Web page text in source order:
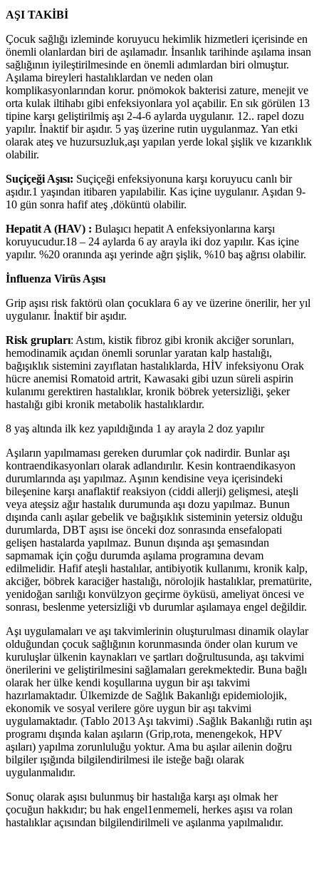
AŞI TAKİBİ
Çocuk sağlığı izleminde koruyucu hekimlik hizmetleri içerisinde en
önemli olanlardan biri de aşılamadır. İnsanlık tarihinde aşılama insan
sağlığının iyileştirilmesinde en önemli adımlardan biri olmuştur.
Aşılama bireyleri hastalıklardan ve neden olan
komplikasyonlarından korur. pnömokok bakterisi zature, menejit ve
orta kulak iltihabı gibi enfeksiyonlara yol açabilir. En sık görülen 13
tipine karşı geliştirilmiş aşı 2-4-6 aylarda uygulanır. 12.. rapel dozu
yapılır. İnaktif bir aşıdır. 5 yaş üzerine rutin uygulanmaz. Yan etki
olarak ateş ve huzursuzluk,aşı yapılan yerde lokal şişlik ve kızarıklık
olabilir.
Suçiçeği Aşısı: Suçiçeği enfeksiyonuna karşı koruyucu canlı bir
aşıdır.1 yaşından itibaren yapılabilir. Kas içine uygulanır. Aşıdan 9-
10 gün sonra hafif ateş ,döküntü olabilir.
Hepatit A (HAV) : Bulaşıcı hepatit A enfeksiyonlarına karşı
koruyucudur.18 – 24 aylarda 6 ay arayla iki doz yapılır. Kas içine
yapılır. %20 oranında aşı yerinde ağrı şişlik, %10 baş ağrısı olabilir.
İnfluenza Virüs Aşısı
Grip aşısı risk faktörü olan çocuklara 6 ay ve üzerine önerilir, her yıl
uygulanır. İnaktif bir aşıdır.
Risk grupları: Astım, kistik fibroz gibi kronik akciğer sorunları,
hemodinamik açıdan önemli sorunlar yaratan kalp hastalığı,
bağışıklık sistemini zayıflatan hastalıklarda, HİV infeksiyonu Orak
hücre anemisi Romatoid artrit, Kawasaki gibi uzun süreli aspirin
kulanımı gerektiren hastalıklar, kronik böbrek yetersizliği, şeker
hastalığı gibi kronik metabolik hastalıklardır.
8 yaş altında ilk kez yapıldığında 1 ay arayla 2 doz yapılır
Aşıların yapılmaması gereken durumlar çok nadirdir. Bunlar aşı
kontraendikasyonları olarak adlandırılır. Kesin kontraendikasyon
durumlarında aşı yapılmaz. Aşının kendisine veya içerisindeki
bileşenine karşı anaflaktif reaksiyon (ciddi allerji) gelişmesi, ateşli
veya ateşsiz ağır hastalık durumunda aşı dozu yapılmaz. Bunun
dışında canlı aşılar gebelik ve bağışıklık sisteminin yetersiz olduğu
durumlarda, DBT aşısı ise önceki doz sonrasında ensefalopati
gelişen hastalarda yapılmaz. Bunun dışında aşı şemasından
sapmamak için çoğu durumda aşılama programına devam
edilmelidir. Hafif ateşli hastalılar, antibiyotik kullanımı, kronik kalp,
akciğer, böbrek karaciğer hastalığı, nörolojik hastalıklar, prematürite,
yenidoğan sarılığı konvülzyon geçirme öyküsü, ameliyat öncesi ve
sonrası, beslenme yetersizliği vb durumlar aşılamaya engel değildir.
Aşı uygulamaları ve aşı takvimlerinin oluşturulması dinamik olaylar
olduğundan çocuk sağlığının korunmasında önder olan kurum ve
kuruluşlar ülkenin kaynakları ve şartları doğrultusunda, aşı takvimi
önerilerini ve geliştirilmesini sağlamaları gerekmektedir. Buna bağlı
olarak her ülke kendi koşullarına uygun bir aşı takvimi
hazırlamaktadır. Ülkemizde de Sağlık Bakanlığı epidemiolojik,
ekonomik ve sosyal verilere göre uygun bir aşı takvimi
uygulamaktadır. (Tablo 2013 Aşı takvimi) .Sağlık Bakanlığı rutin aşı
programı dışında kalan aşıların (Grip,rota, menengekok, HPV
aşıları) yapılma zorunluluğu yoktur. Ama bu aşılar ailenin doğru
bilgiler ışığında bilgilendirilmesi ile isteğe bağı olarak
uygulanmalıdır.
Sonuç olarak aşısı bulunmuş bir hastalığa karşı aşı olmak her
çocuğun hakkıdır; bu hak engel1enmemeli, herkes aşısı va rolan
hastalıklar açısından bilgilendirilmeli ve aşılanma yapılmalıdır.